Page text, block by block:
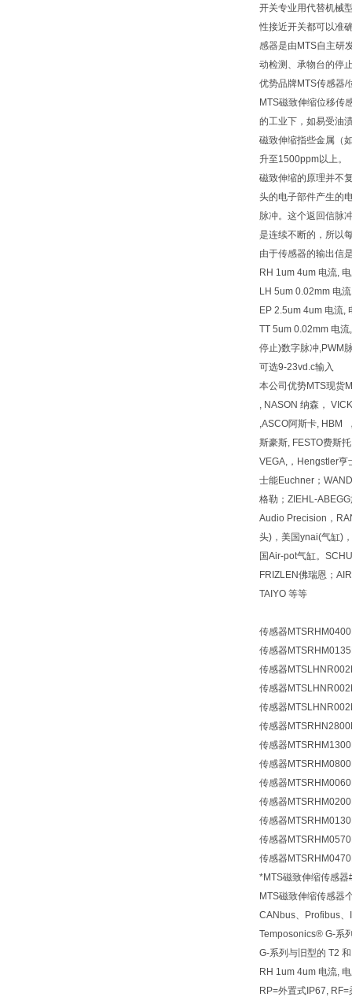
开关专业用代替机械
性接近开关都可以准
感器是由MTS自主研
动检测、承物台的停
优势品牌MTS传感器/
MTS磁致伸缩位移传
的工业下，如易受油
磁致伸缩指些金属（
升至1500ppm以上。
磁致伸缩的原理并不
头的电子部件产生的
脉冲。这个返回信脉
是连续不断的，所以
由于传感器的输出信
RH 1um 4um 电流,
LH 5um 0.02mm 电
EP 2.5um 4um 电流,
TT 5um 0.02mm 电
停止)数字脉冲,PWM
可选9-23vd.c输入
本公司优势MTS现货
, NASON 纳森，
,ASCO阿斯卡, HBM
斯豪斯, FESTO费斯
VEGA,，Hengstler亨
士能Euchner；
格勒；ZIEHL-
Audio Precision，
头)，美国ynai(气缸)
国Air-pot气缸。
FRIZLEN佛瑞恩；
TAIYO 等等
传感器
传感器
传感器
传感器
传感器
传感器
传感器
传感器
传感器
传感器
传感器
传感器
传感器
*MTS磁致伸缩传感器
MTS磁致伸缩传感器
CANbus、Profibus
Temposonics® G-系
G-系列与旧型的 T2
RH 1um 4um 电流,
RP=外置式IP67, RF=